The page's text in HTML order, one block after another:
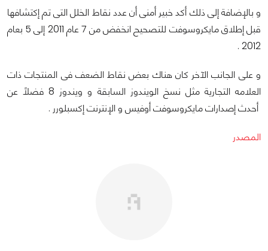
و بالإضافة إلى ذلك أكد خبير أمنى أن عدد نقاط الخلل التى تم إكتشافها
قبل إطلاق مايكروسوفت للتصحيح انخفض من 7 عام 2011 إلى 5 بعام
2012 .
و على الجانب الآخر كان هناك بعض نقاط الضعف فى المنتجات ذات
العلامه التجارية مثل نسخ الويندوز السابقة و ويندوز 8 فضلاً عن
أحدث إصدارات مايكروسوفت أوفيس و الإنترنت إكسبلورر .
المصدر